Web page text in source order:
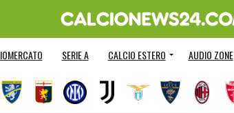
SERIE A CALCIO ESTERO AUDIO ZONE